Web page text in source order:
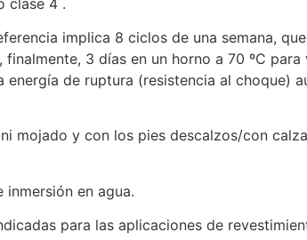
implica 8 ciclos de una semana,
3 días en un horno a 70 ºC
de ruptura (resistencia al choque)
mojado y con los pies descalzos/con
inmersión en agua.
para las aplicaciones de